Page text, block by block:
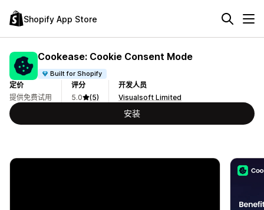
Shopify App Store
Cookease: Cookie Consent Mode
Built for Shopify
定价
提供免费试用
评分
5.0
(5)
开发人员
Visualsoft Limited
安装